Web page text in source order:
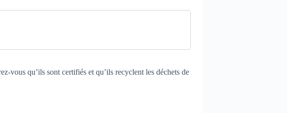
vous qu’ils sont certifiés et qu’ils recyclent les déchets de